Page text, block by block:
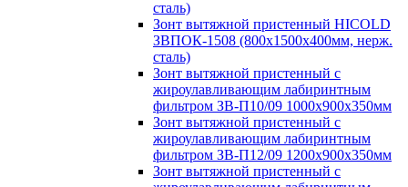
сталь)
Зонт вытяжной пристенный HICOLD
ЗВПОК-1508 (800х1500х400мм, нерж.
сталь)
Зонт вытяжной пристенный с
жироулавливающим лабиринтным
фильтром ЗВ-П10/09 1000х900х350мм
Зонт вытяжной пристенный с
жироулавливающим лабиринтным
фильтром ЗВ-П12/09 1200х900х350мм
Зонт вытяжной пристенный с